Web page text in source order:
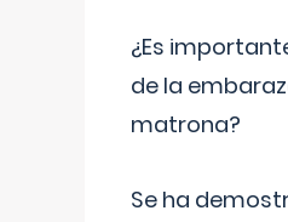
¿Es
de la
matrona?
Se ha